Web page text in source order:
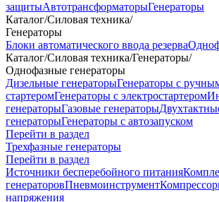
защитыАвтотрансформаторыГенераторы
Каталог/Силовая техника/
Генераторы
Блоки автоматического ввода резерва
Каталог/Силовая техника/Генераторы/
Однофазные генераторы
Дизельные генераторыГенераторы с
стартеромГенераторы с электростартером
генераторыГазовые генераторы
генераторыГенераторы с автозапуском
Перейти в раздел
Трехфазные генераторы
Перейти в раздел
Источники бесперебойного питания
генераторовПневмоинструмент
напряжения